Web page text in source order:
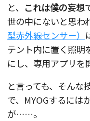
と、
これは僕の妄想
世の中にないと思わ
型赤外線センサー）
テント内に置く照
にし、専用アプリを
と言っても、そんな
で、MYOGするには
が……。